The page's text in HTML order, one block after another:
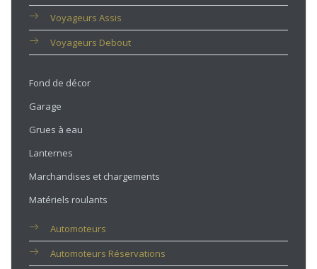
Voyageurs Assis
Voyageurs Debout
Fond de décor
Garage
Grues à eau
Lanternes
Marchandises et chargements
Matériels roulants
Automoteurs
Automoteurs Réservations